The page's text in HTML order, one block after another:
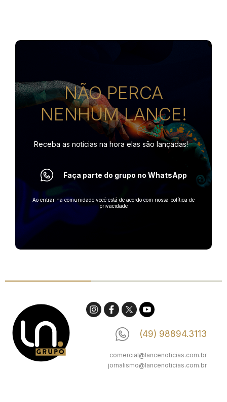
NÃO PERCA
NENHUM LANCE!
Receba as notícias na hora elas são lançadas!
Faça parte do grupo no WhatsApp
Ao entrar na comunidade você está de acordo com nossa política de
privacidade
(49) 98894.3113
comercial@lancenoticias.com.br
jornalismo@lancenoticias.com.br